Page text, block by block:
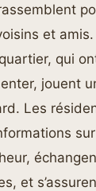
et amis.
qui
jouent
Les
et